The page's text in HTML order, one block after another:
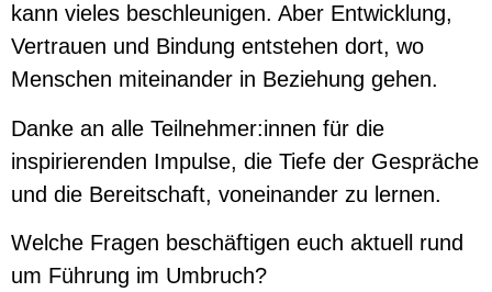
kann vieles beschleunigen. Aber Entwicklung,
Vertrauen und Bindung entstehen dort, wo
Menschen miteinander in Beziehung gehen.
Danke an alle Teilnehmer:innen für die
inspirierenden Impulse, die Tiefe der Gespräche
und die Bereitschaft, voneinander zu lernen.
Welche Fragen beschäftigen euch aktuell rund
um Führung im Umbruch?